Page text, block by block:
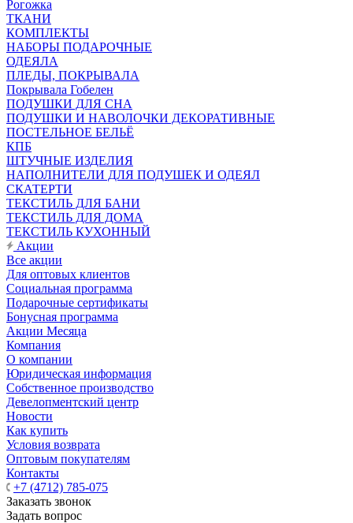
Рогожка
ТКАНИ
КОМПЛЕКТЫ
НАБОРЫ ПОДАРОЧНЫЕ
ОДЕЯЛА
ПЛЕДЫ, ПОКРЫВАЛА
Покрывала Гобелен
ПОДУШКИ ДЛЯ СНА
ПОДУШКИ И НАВОЛОЧКИ ДЕКОРАТИВНЫЕ
ПОСТЕЛЬНОЕ БЕЛЬЁ
КПБ
ШТУЧНЫЕ ИЗДЕЛИЯ
НАПОЛНИТЕЛИ ДЛЯ ПОДУШЕК И ОДЕЯЛ
СКАТЕРТИ
ТЕКСТИЛЬ ДЛЯ БАНИ
ТЕКСТИЛЬ ДЛЯ ДОМА
ТЕКСТИЛЬ КУХОННЫЙ
Акции
Все акции
Для оптовых клиентов
Социальная программа
Подарочные сертификаты
Бонусная программа
Акции Месяца
Компания
О компании
Юридическая информация
Собственное производство
Девелопментский центр
Новости
Как купить
Условия возврата
Оптовым покупателям
Контакты
+7 (4712) 785-075
Заказать звонок
Задать вопрос